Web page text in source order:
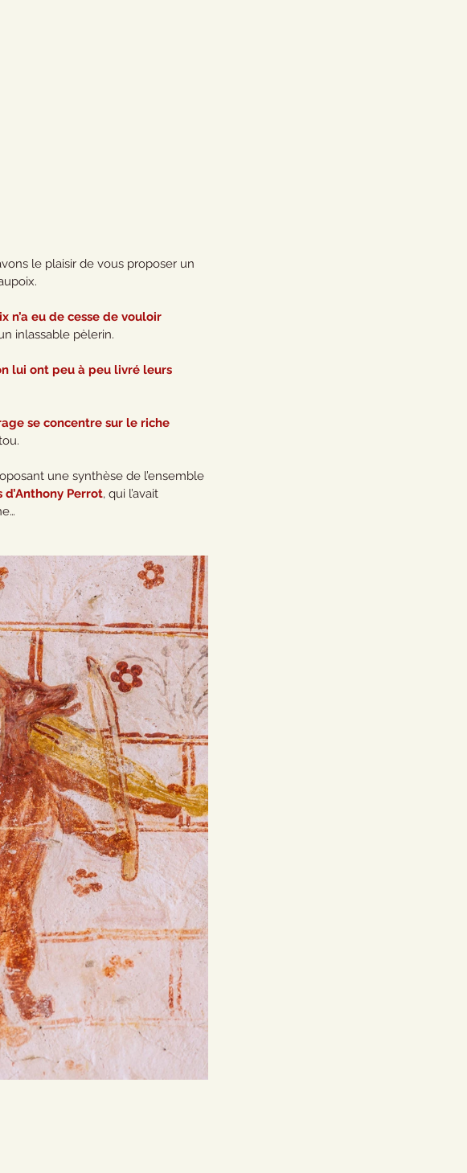
le plaisir de vous proposer un
n’a eu de cesse de vouloir
inlassable pèlerin.
lui ont peu à peu livré leurs
se concentre sur le riche
une synthèse de l’ensemble
Perrot, qui l’avait